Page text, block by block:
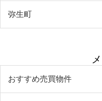
弥生町
おすすめ売買物件